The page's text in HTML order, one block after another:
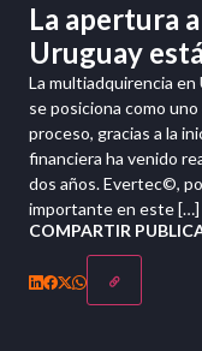
La apertura
Uruguay
La multiadquirencia en
se posiciona como
proceso, gracias a la
financiera ha venido
dos años. Evertec©,
importante en este […]
COMPARTIR